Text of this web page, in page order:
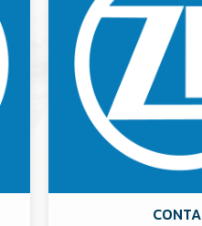
CONTA